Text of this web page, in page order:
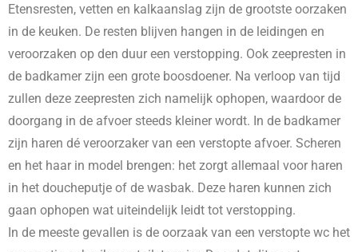
Etensresten, vetten en kalkaanslag zijn de grootste oorzaken
in de keuken. De resten blijven hangen in de leidingen en
veroorzaken op den duur een verstopping. Ook zeepresten in
de badkamer zijn een grote boosdoener. Na verloop van tijd
zullen deze zeepresten zich namelijk ophopen, waardoor de
doorgang in de afvoer steeds kleiner wordt. In de badkamer
zijn haren dé veroorzaker van een verstopte afvoer. Scheren
en het haar in model brengen: het zorgt allemaal voor haren
in het doucheputje of de wasbak. Deze haren kunnen zich
gaan ophopen wat uiteindelijk leidt tot verstopping.
In de meeste gevallen is de oorzaak van een verstopte wc het